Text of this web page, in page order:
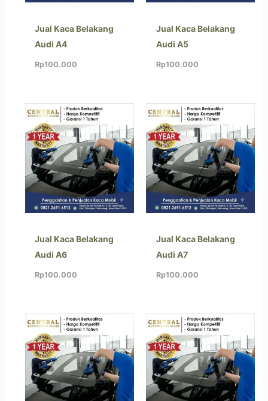
Jual Kaca Belakang
Audi A4
Rp100.000
Jual Kaca Belakang
Audi A5
Rp100.000
Jual Kaca Belakang
Audi A6
Rp100.000
Jual Kaca Belakang
Audi A7
Rp100.000